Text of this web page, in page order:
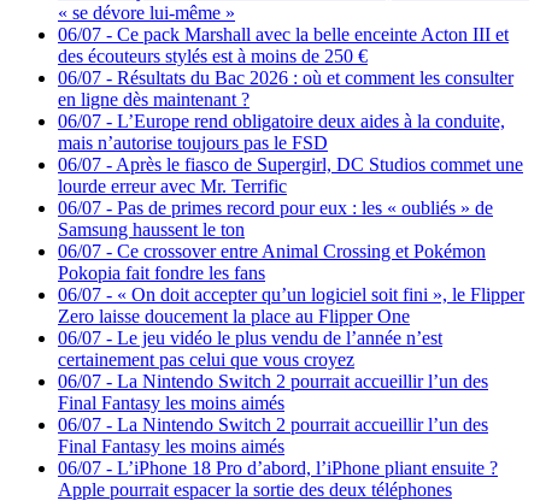
« se dévore lui-même »
06/07 - Ce pack Marshall avec la belle enceinte Acton III et
des écouteurs stylés est à moins de 250 €
06/07 - Résultats du Bac 2026 : où et comment les consulter
en ligne dès maintenant ?
06/07 - L’Europe rend obligatoire deux aides à la conduite,
mais n’autorise toujours pas le FSD
06/07 - Après le fiasco de Supergirl, DC Studios commet une
lourde erreur avec Mr. Terrific
06/07 - Pas de primes record pour eux : les « oubliés » de
Samsung haussent le ton
06/07 - Ce crossover entre Animal Crossing et Pokémon
Pokopia fait fondre les fans
06/07 - « On doit accepter qu’un logiciel soit fini », le Flipper
Zero laisse doucement la place au Flipper One
06/07 - Le jeu vidéo le plus vendu de l’année n’est
certainement pas celui que vous croyez
06/07 - La Nintendo Switch 2 pourrait accueillir l’un des
Final Fantasy les moins aimés
06/07 - La Nintendo Switch 2 pourrait accueillir l’un des
Final Fantasy les moins aimés
06/07 - L’iPhone 18 Pro d’abord, l’iPhone pliant ensuite ?
Apple pourrait espacer la sortie des deux téléphones